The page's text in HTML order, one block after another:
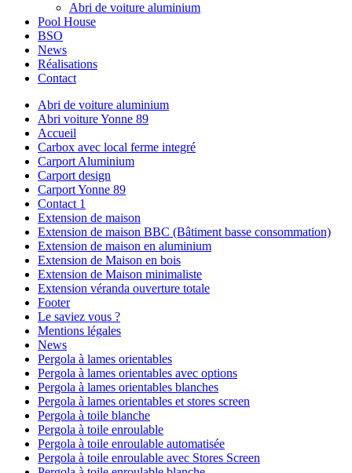
Abri de voiture aluminium
Pool House
BSO
News
Réalisations
Contact
Abri de voiture aluminium
Abri voiture Yonne 89
Accueil
Carbox avec local ferme integré
Carport Aluminium
Carport design
Carport Yonne 89
Contact 1
Extension de maison
Extension de maison BBC (Bâtiment basse consommation)
Extension de maison en aluminium
Extension de Maison en bois
Extension de Maison minimaliste
Extension véranda ouverture totale
Footer
Le saviez vous ?
Mentions légales
News
Pergola à lames orientables
Pergola à lames orientables avec options
Pergola à lames orientables blanches
Pergola à lames orientables et stores screen
Pergola à toile blanche
Pergola à toile enroulable
Pergola à toile enroulable automatisée
Pergola à toile enroulable avec Stores Screen